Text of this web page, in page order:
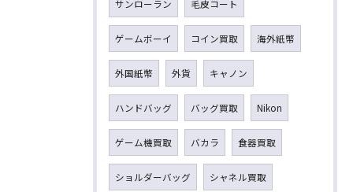
サンローラン 毛皮コート
ゲームボーイ コイン買取 海外紙幣
外国紙幣 外貨 キャノン
ハンドバッグ バッグ買取 Nikon
ゲーム機買取 バカラ 食器買取
ショルダーバッグ シャネル買取